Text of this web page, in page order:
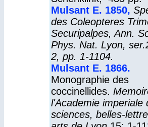
Mulsant E. 1850,
des Coleopteres
Securipalpes, Ann.
Phys. Nat. Lyon,
2, pp. 1-1104.
Mulsant E. 1866.
Monographie des
coccinellides.
l'Academie imperiale
sciences, belles-